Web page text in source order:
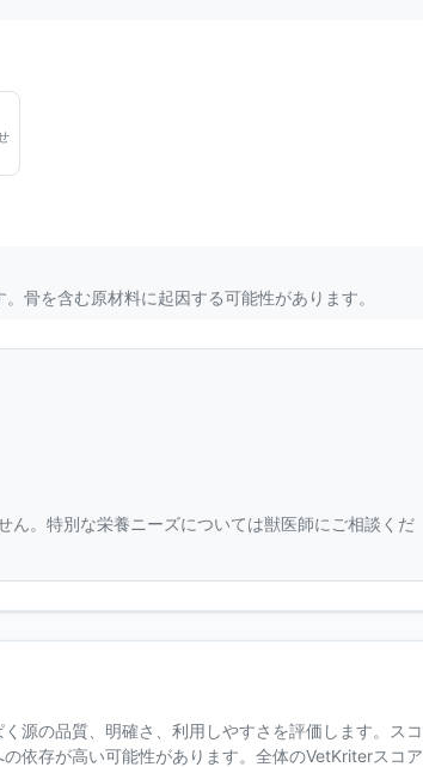
骨を含む原材料に起因する可能性があります。
ん。特別な栄養ニーズについては獣医師にご相談くだ
源の品質、明確さ、利用しやすさを評価します。スコ
依存が高い可能性があります。全体のVetKriterスコア